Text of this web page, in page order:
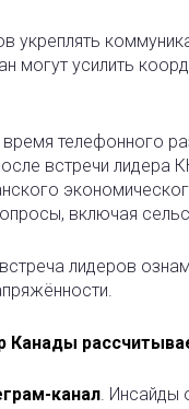
укреплять
могут усилить
телефонного
встречи
включая
лидеров
Канады
канал. Инсайды